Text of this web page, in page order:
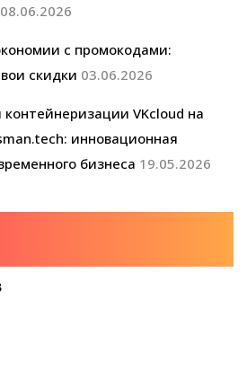
08.06.2026
с промокодами:
скидки 03.06.2026
VKcloud на
инновационная
бизнеса 19.05.2026